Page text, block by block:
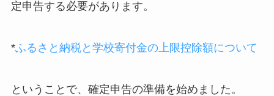
定申告する必要があります。
*ふるさと納税と学校寄付金の上限控除額について
ということで、確定申告の準備を始めました。